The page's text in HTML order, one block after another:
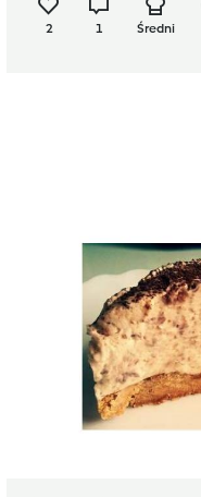
2 1 Średni